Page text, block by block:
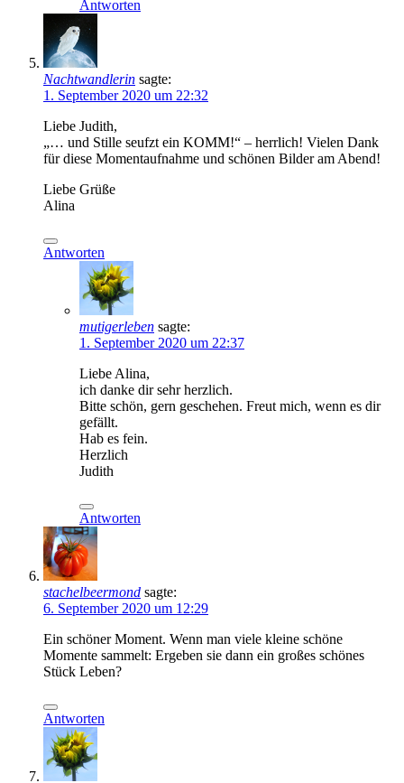
Antworten
Nachtwandlerin sagte:
1. September 2020 um 22:32
Liebe Judith,
„… und Stille seufzt ein KOMM!“ – herrlich! Vielen Dank
für diese Momentaufnahme und schönen Bilder am Abend!
Liebe Grüße
Alina
Antworten
mutigerleben sagte:
1. September 2020 um 22:37
Liebe Alina,
ich danke dir sehr herzlich.
Bitte schön, gern geschehen. Freut mich, wenn es dir
gefällt.
Hab es fein.
Herzlich
Judith
Antworten
stachelbeermond sagte:
6. September 2020 um 12:29
Ein schöner Moment. Wenn man viele kleine schöne
Momente sammelt: Ergeben sie dann ein großes schönes
Stück Leben?
Antworten